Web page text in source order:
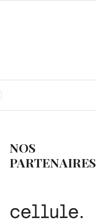
RECHERCHE
NOS
PARTENAIRES